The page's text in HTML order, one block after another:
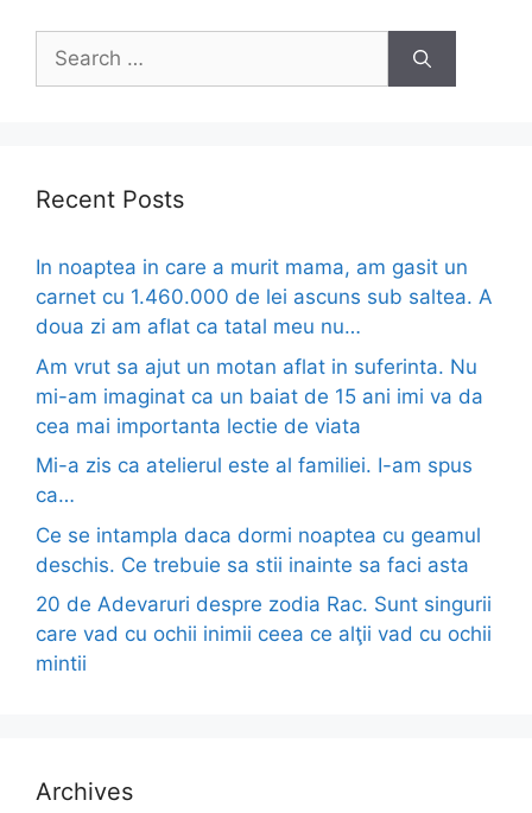
Search
for:
Recent Posts
In noaptea in care a murit mama, am gasit un
carnet cu 1.460.000 de lei ascuns sub saltea. A
doua zi am aflat ca tatal meu nu…
Am vrut sa ajut un motan aflat in suferinta. Nu
mi-am imaginat ca un baiat de 15 ani imi va da
cea mai importanta lectie de viata
Mi-a zis ca atelierul este al familiei. I-am spus
ca…
Ce se intampla daca dormi noaptea cu geamul
deschis. Ce trebuie sa stii inainte sa faci asta
20 de Adevaruri despre zodia Rac. Sunt singurii
care vad cu ochii inimii ceea ce alţii vad cu ochii
mintii
Archives